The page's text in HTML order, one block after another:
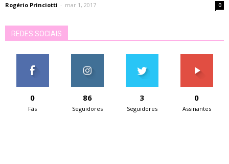
Rogério Princiotti - mar 1, 2017 0
REDES SOCIAIS
0
Fãs
86
Seguidores
3
Seguidores
0
Assinantes